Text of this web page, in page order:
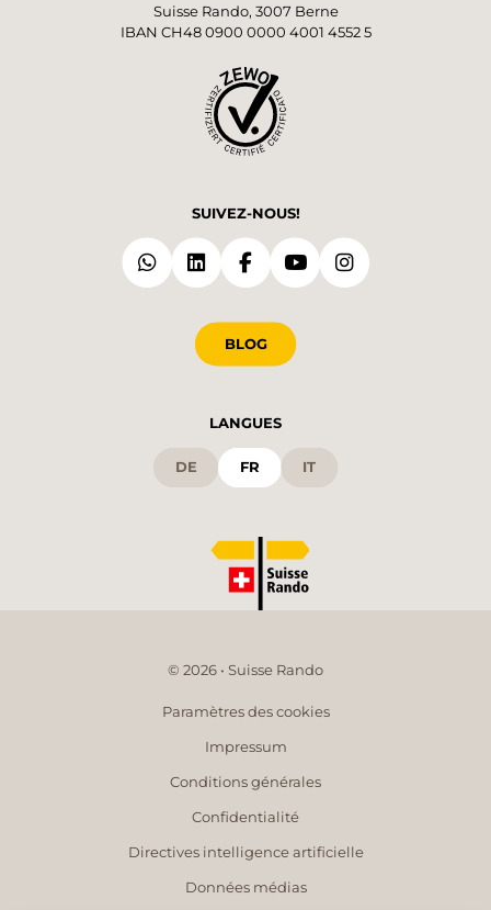
Suisse Rando, 3007 Berne
IBAN CH48 0900 0000 4001 4552 5
SUIVEZ-NOUS!
BLOG
LANGUES
DE FR IT
© 2026 • Suisse Rando
Paramètres des cookies
Impressum
Conditions générales
Confidentialité
Directives intelligence artificielle
Données médias